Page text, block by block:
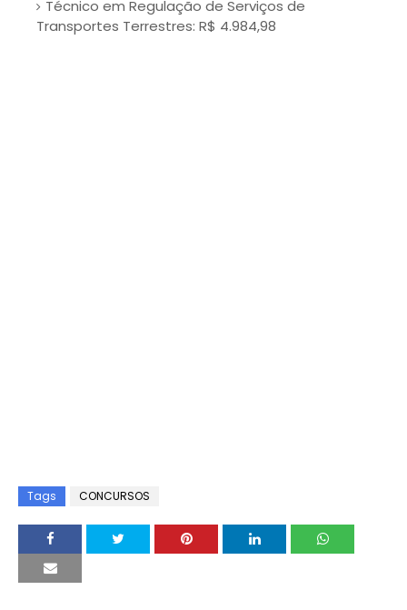
Técnico em Regulação de Serviços de
Transportes Terrestres: R$ 4.984,98
Tags CONCURSOS